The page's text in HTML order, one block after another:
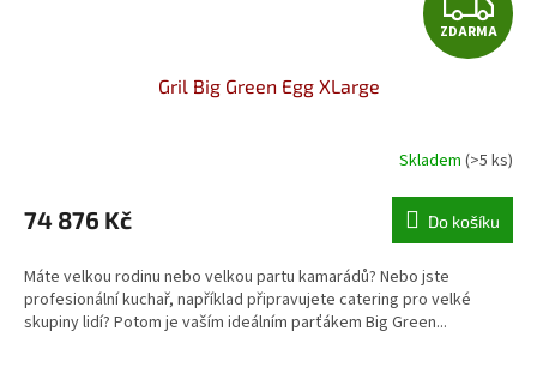
D
R
M
A
ZDARMA
Gril Big Green Egg XLarge
Skladem (>5 ks)
74 876 Kč Do košíku
Máte velkou rodinu nebo velkou partu kamarádů? Nebo jste
profesionální kuchař, například připravujete catering pro velké
skupiny lidí? Potom je vaším ideálním parťákem Big Green...